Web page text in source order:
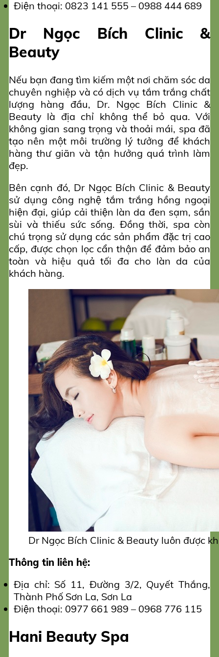
Điện thoại: 0823 141 555 – 0988 444 689
Dr Ngọc Bích Clinic &
Beauty
Nếu bạn đang tìm kiếm một nơi chăm sóc da
chuyên nghiệp và có dịch vụ tắm trắng chất
lượng hàng đầu, Dr. Ngọc Bích Clinic &
Beauty là địa chỉ không thể bỏ qua. Với
không gian sang trọng và thoải mái, spa đã
tạo nên một môi trường lý tưởng để khách
hàng thư giãn và tận hưởng quá trình làm
đẹp.
Bên cạnh đó, Dr Ngọc Bích Clinic & Beauty
sử dụng công nghệ tắm trắng hồng ngoại
hiện đại, giúp cải thiện làn da đen sạm, sần
sùi và thiếu sức sống. Đồng thời, spa còn
chú trọng sử dụng các sản phẩm đặc trị cao
cấp, được chọn lọc cẩn thận để đảm bảo an
toàn và hiệu quả tối đa cho làn da của
khách hàng.
Dr Ngọc Bích Clinic & Beauty luôn được
Thông tin liên hệ:
Địa chỉ: Số 11, Đường 3/2, Quyết Thắng,
Thành Phố Sơn La, Sơn La
Điện thoại: 0977 661 989 – 0968 776 115
Hani Beauty Spa